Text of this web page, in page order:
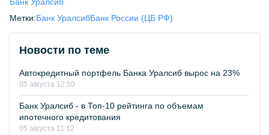
Метки:Банк УралсибБанк России (ЦБ РФ)
Новости по теме
Автокредитный портфель Банка Уралсиб вырос на 23%
05 августа 12:50
Банк Уралсиб - в Топ-10 рейтинга по объемам
ипотечного кредитования
05 августа 11:12